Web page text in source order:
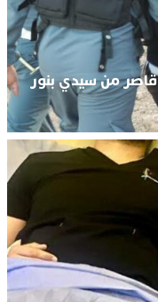
قاصر من سيدي بنور